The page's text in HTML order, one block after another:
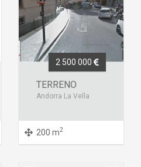
2 500 000
TERRENO
Andorra La Vella
200 m2